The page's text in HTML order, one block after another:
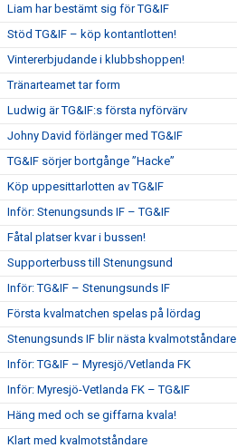
Liam har bestämt sig för TG&IF
Stöd TG&IF – köp kontantlotten!
Vintererbjudande i klubbshoppen!
Tränarteamet tar form
Ludwig är TG&IF:s första nyförvärv
Johny David förlänger med TG&IF
TG&IF sörjer bortgånge ”Hacke”
Köp uppesittarlotten av TG&IF
Inför: Stenungsunds IF – TG&IF
Fåtal platser kvar i bussen!
Supporterbuss till Stenungsund
Inför: TG&IF – Stenungsunds IF
Första kvalmatchen spelas på lördag
Stenungsunds IF blir nästa kvalmotståndare
Inför: TG&IF – Myresjö/Vetlanda FK
Inför: Myresjö-Vetlanda FK – TG&IF
Häng med och se giffarna kvala!
Klart med kvalmotståndare